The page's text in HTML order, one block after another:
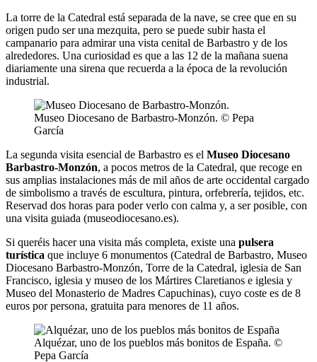
La torre de la Catedral está separada de la nave, se cree que en su
origen pudo ser una mezquita, pero se puede subir hasta el
campanario para admirar una vista cenital de Barbastro y de los
alrededores. Una curiosidad es que a las 12 de la mañana suena
diariamente una sirena que recuerda a la época de la revolución
industrial.
Museo Diocesano de Barbastro-Monzón. © Pepa
García
La segunda visita esencial de Barbastro es el Museo Diocesano
Barbastro-Monzón, a pocos metros de la Catedral, que recoge en
sus amplias instalaciones más de mil años de arte occidental cargado
de simbolismo a través de escultura, pintura, orfebrería, tejidos, etc.
Reservad dos horas para poder verlo con calma y, a ser posible, con
una visita guiada (museodiocesano.es).
Si queréis hacer una visita más completa, existe una pulsera
turística que incluye 6 monumentos (Catedral de Barbastro, Museo
Diocesano Barbastro-Monzón, Torre de la Catedral, iglesia de San
Francisco, iglesia y museo de los Mártires Claretianos e iglesia y
Museo del Monasterio de Madres Capuchinas), cuyo coste es de 8
euros por persona, gratuita para menores de 11 años.
Alquézar, uno de los pueblos más bonitos de España. ©
Pepa García